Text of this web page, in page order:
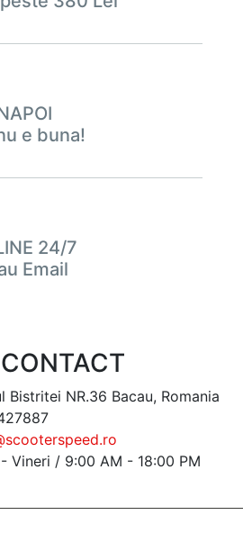
e buna!
24/7
Email
Bistritei NR.36 Bacau, Romania
Vineri / 9:00 AM - 18:00 PM